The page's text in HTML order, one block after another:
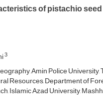
of pistachio
3
Amin Police University,
Resources, Department of
Islamic Azad University,